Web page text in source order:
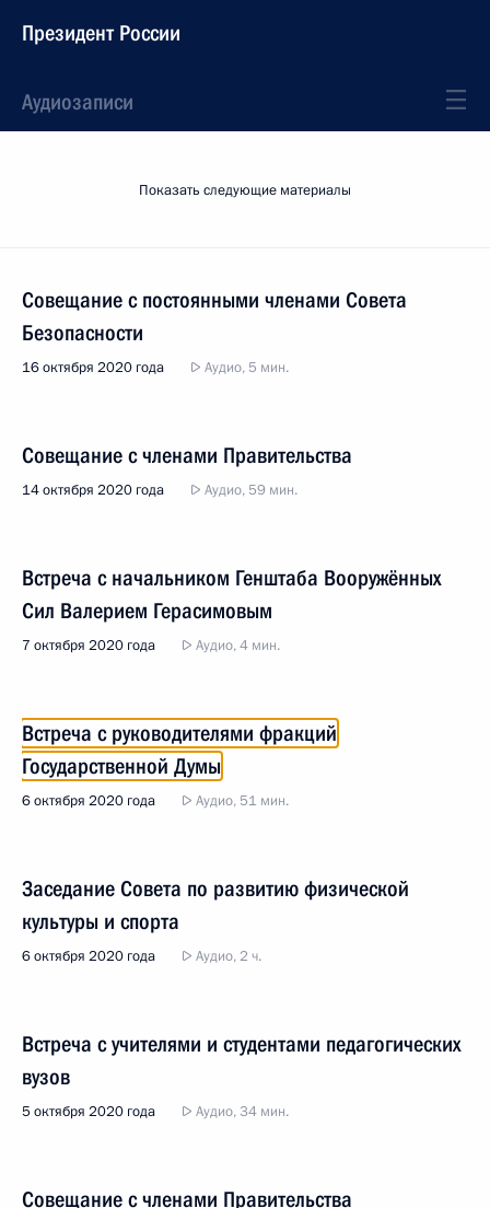
Президент России
Аудиозаписи
Показать следующие материалы
Совещание с постоянными членами Совета
Безопасности
16 октября 2020 года Аудио, 5 мин.
Совещание с членами Правительства
14 октября 2020 года Аудио, 59 мин.
Встреча с начальником Генштаба Вооружённых
Сил Валерием Герасимовым
7 октября 2020 года Аудио, 4 мин.
Встреча с руководителями фракций
Государственной Думы
6 октября 2020 года Аудио, 51 мин.
Заседание Совета по развитию физической
культуры и спорта
6 октября 2020 года Аудио, 2 ч.
Встреча с учителями и студентами педагогических
вузов
5 октября 2020 года Аудио, 34 мин.
Совещание с членами Правительства